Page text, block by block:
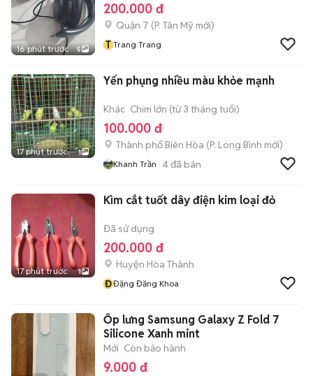
16 phút trước 5
200.000 đ
Quận 7 (P. Tân Mỹ mới)
T Trang Trang
17 phút trước 1
Yến phụng nhiều màu khỏe mạnh
Khác Chim lớn (từ 3 tháng tuổi)
100.000 đ
Thành phố Biên Hòa (P. Long Bình mới)
Khanh Trần 4đã bán
17 phút trước 1
Kìm cắt tuốt dây điện kim loại đỏ
Đã sử dụng
200.000 đ
Huyện Hòa Thành
ĐĐặng Đăng Khoa
Ốp lưng Samsung Galaxy Z Fold 7
Silicone Xanh mint
Mới Còn bảo hành
9.000 đ